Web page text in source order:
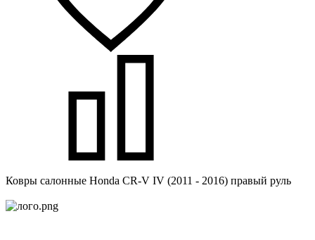
Ковры салонные Honda CR-V IV (2011 - 2016) правый руль